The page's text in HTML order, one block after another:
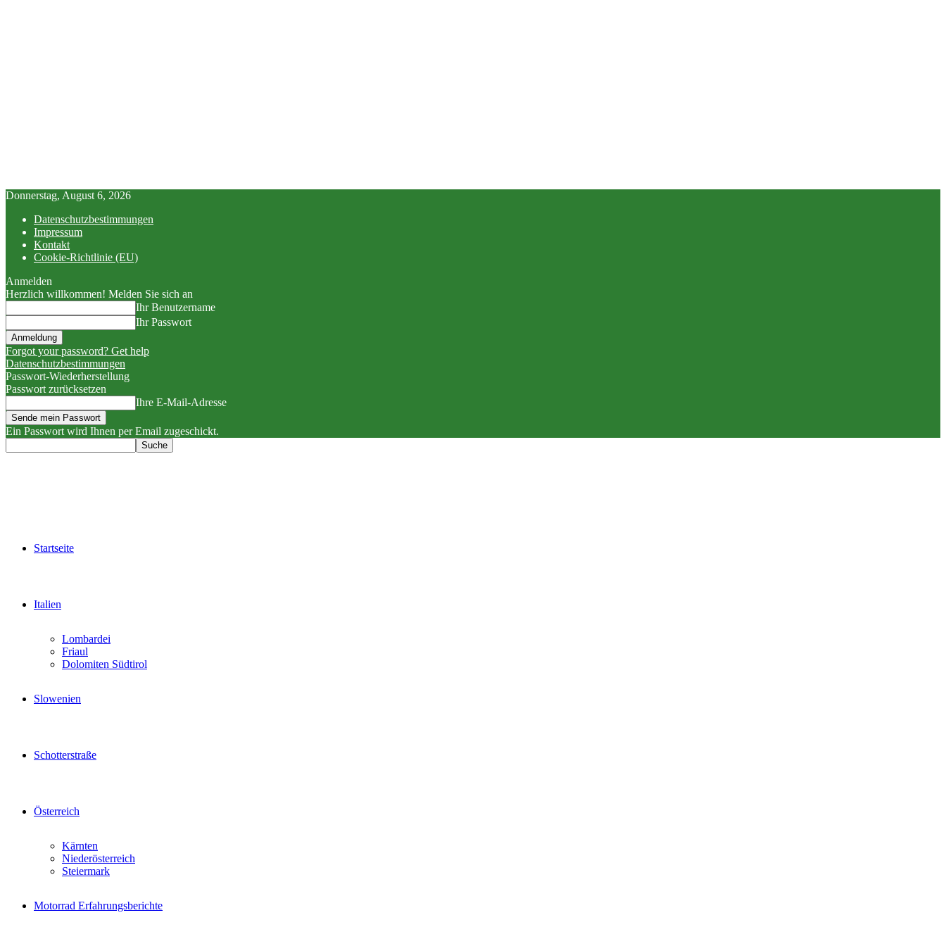
Donnerstag, August 6, 2026
Datenschutzbestimmungen
Impressum
Kontakt
Cookie-Richtlinie (EU)
Anmelden
Herzlich willkommen! Melden Sie sich an
Ihr Benutzername
Ihr Passwort
Forgot your password? Get help
Datenschutzbestimmungen
Passwort-Wiederherstellung
Passwort zurücksetzen
Ihre E-Mail-Adresse
Ein Passwort wird Ihnen per Email zugeschickt.
Startseite
Italien
Lombardei
Friaul
Dolomiten Südtirol
Slowenien
Schotterstraße
Österreich
Kärnten
Niederösterreich
Steiermark
Motorrad Erfahrungsberichte